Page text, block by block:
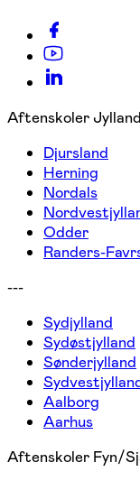
Aftenskoler Jylland
Djursland
Herning
Nordals
Odder
Randers-
---
Sydjylland
Sydøstjylland
Sønderjylland
Aalborg
Aarhus
Aftenskoler Fyn/